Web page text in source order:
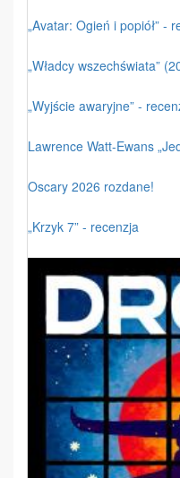
„Avatar: Ogień i popiół” -
„Władcy wszechświata”
„Wyjście awaryjne” -
Lawrence Watt-Ewans
Oscary 2026 rozdane!
„Krzyk 7” - recenzja